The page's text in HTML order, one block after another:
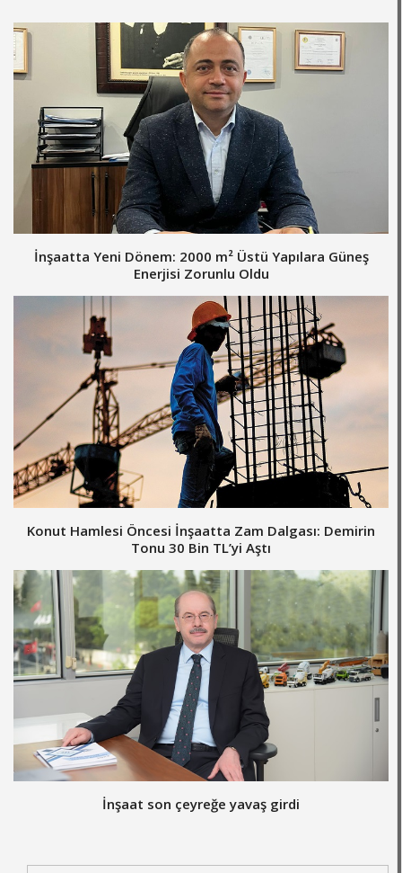
İnşaatta Yeni Dönem: 2000 m² Üstü Yapılara Güneş
Enerjisi Zorunlu Oldu
Konut Hamlesi Öncesi İnşaatta Zam Dalgası: Demirin
Tonu 30 Bin TL’yi Aştı
İnşaat son çeyreğe yavaş girdi